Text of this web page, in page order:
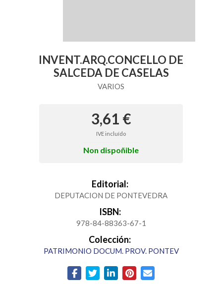
INVENT.ARQ.CONCELLO DE
SALCEDA DE CASELAS
VARIOS
3,61 €
IVE incluído
Non dispoñible
Editorial:
DEPUTACION DE PONTEVEDRA
ISBN:
978-84-88363-67-1
Colección:
PATRIMONIO DOCUM. PROV. PONTEV